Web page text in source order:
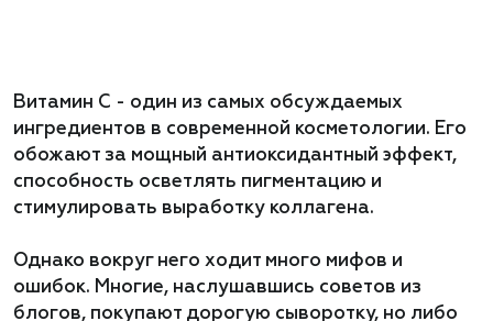
Витамин C - один из самых обсуждаемых
ингредиентов в современной косметологии. Его
обожают за мощный антиоксидантный эффект,
способность осветлять пигментацию и
стимулировать выработку коллагена.
Однако вокруг него ходит много мифов и
ошибок. Многие, наслушавшись советов из
блогов, покупают дорогую сыворотку, но либо